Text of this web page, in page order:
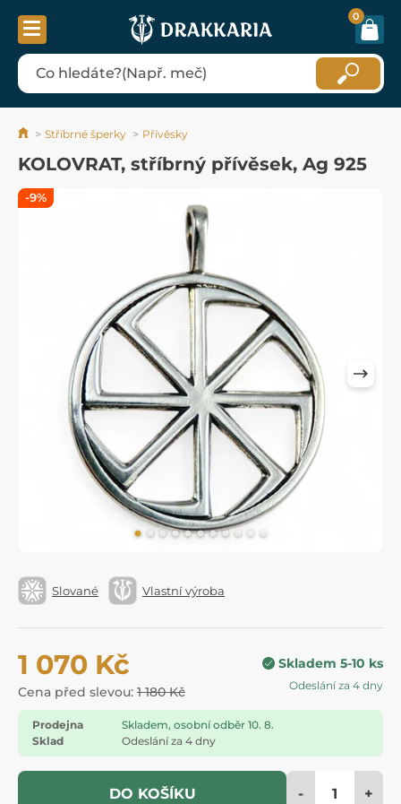
0
Stříbrné šperky Přívěsky
KOLOVRAT, stříbrný přívěsek, Ag 925
Slované Vlastní výroba
1 070 Kč
Cena před slevou: 1 180 Kč
Skladem 5-10 ks
Odeslání za 4 dny
Prodejna
Skladem, osobní odběr 10. 8.
Sklad
Odeslání za 4 dny
DO KOŠÍKU - +
-9%